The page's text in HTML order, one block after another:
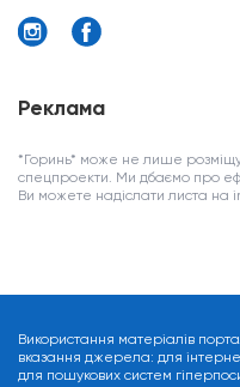
Реклама
*Горинь* може не лише
спецпроекти. Ми дбаємо про
Ви можете надіслати листа на
Використання матеріалів
вказання джерела: для
для пошукових систем